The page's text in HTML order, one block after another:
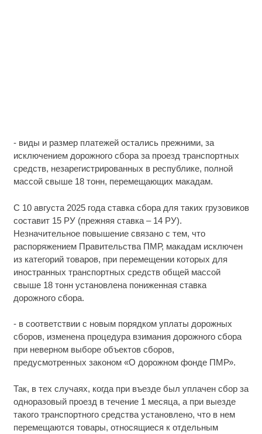
- виды и размер платежей остались прежними, за
исключением дорожного сбора за проезд транспортных
средств, незарегистрированных в республике, полной
массой свыше 18 тонн, перемещающих макадам.
С 10 августа 2025 года ставка сбора для таких грузовиков
составит 15 РУ (прежняя ставка – 14 РУ).
Незначительное повышение связано с тем, что
распоряжением Правительства ПМР, макадам исключен
из категорий товаров, при перемещении которых для
иностранных транспортных средств общей массой
свыше 18 тонн установлена пониженная ставка
дорожного сбора.
- в соответствии с новым порядком уплаты дорожных
сборов, изменена процедура взимания дорожного сбора
при неверном выборе объектов сборов,
предусмотренных законом «О дорожном фонде ПМР».
Так, в тех случаях, когда при въезде был уплачен сбор за
одноразовый проезд в течение 1 месяца, а при выезде
такого транспортного средства установлено, что в нем
перемещаются товары, относящиеся к отдельным